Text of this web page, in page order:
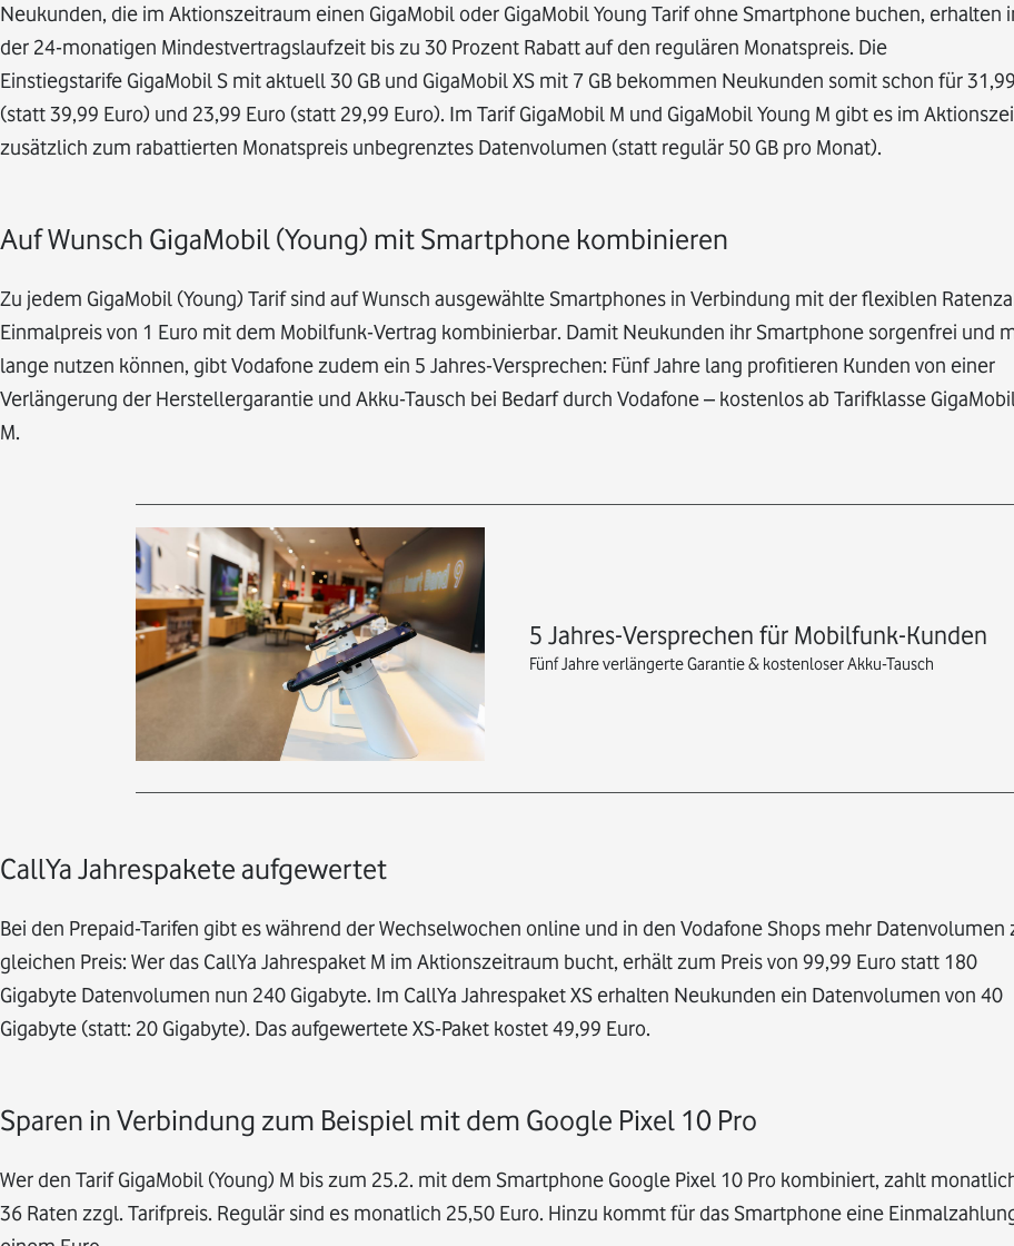
Neukunden, die im Aktionszeitraum einen GigaMobil oder GigaMobil Young Tarif ohne Smartphone buchen, erhalten
der 24-monatigen Mindestvertragslaufzeit bis zu 30 Prozent Rabatt auf den regulären Monatspreis. Die
Einstiegstarife GigaMobil S mit aktuell 30 GB und GigaMobil XS mit 7 GB bekommen Neukunden somit schon für
(statt 39,99 Euro) und 23,99 Euro (statt 29,99 Euro). Im Tarif GigaMobil M und GigaMobil Young M gibt es im
zusätzlich zum rabattierten Monatspreis unbegrenztes Datenvolumen (statt regulär 50 GB pro Monat).
Auf Wunsch GigaMobil (Young) mit Smartphone kombinieren
Zu jedem GigaMobil (Young) Tarif sind auf Wunsch ausgewählte Smartphones in Verbindung mit der flexiblen
Einmalpreis von 1 Euro mit dem Mobilfunk-Vertrag kombinierbar. Damit Neukunden ihr Smartphone sorgenfrei und
lange nutzen können, gibt Vodafone zudem ein 5 Jahres-Versprechen: Fünf Jahre lang profitieren Kunden von einer
Verlängerung der Herstellergarantie und Akku-Tausch bei Bedarf durch Vodafone – kostenlos ab Tarifklasse
M.
5 Jahres-Versprechen für Mobilfunk-Kunden
Fünf Jahre verlängerte Garantie & kostenloser Akku-Tausch
CallYa Jahrespakete aufgewertet
Bei den Prepaid-Tarifen gibt es während der Wechselwochen online und in den Vodafone Shops mehr Datenvolumen
gleichen Preis: Wer das CallYa Jahrespaket M im Aktionszeitraum bucht, erhält zum Preis von 99,99 Euro statt 180
Gigabyte Datenvolumen nun 240 Gigabyte. Im CallYa Jahrespaket XS erhalten Neukunden ein Datenvolumen von 40
Gigabyte (statt: 20 Gigabyte). Das aufgewertete XS-Paket kostet 49,99 Euro.
Sparen in Verbindung zum Beispiel mit dem Google Pixel 10 Pro
Wer den Tarif GigaMobil (Young) M bis zum 25.2. mit dem Smartphone Google Pixel 10 Pro kombiniert, zahlt
36 Raten zzgl. Tarifpreis. Regulär sind es monatlich 25,50 Euro. Hinzu kommt für das Smartphone eine